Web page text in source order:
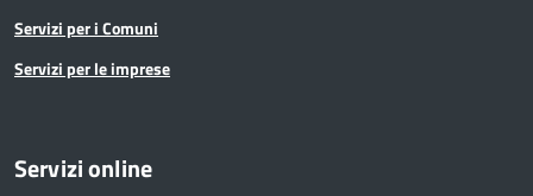
Servizi per i Comuni
Servizi per le imprese
Servizi online